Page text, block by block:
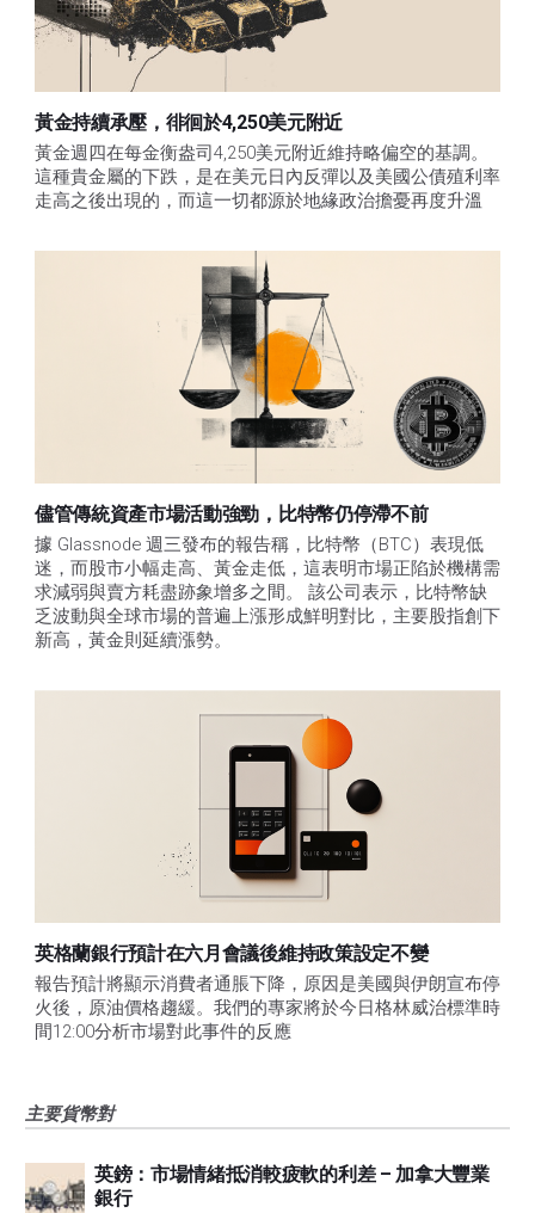
黃金持續承壓，徘徊於4,250美元附近
黃金週四在每金衡盎司4,250美元附近維持略偏空的基調。
這種貴金屬的下跌，是在美元日內反彈以及美國公債殖利率
走高之後出現的，而這一切都源於地緣政治擔憂再度升溫
儘管傳統資產市場活動強勁，比特幣仍停滯不前
據 Glassnode 週三發布的報告稱，比特幣（BTC）表現低
迷，而股市小幅走高、黃金走低，這表明市場正陷於機構需
求減弱與賣方耗盡跡象增多之間。 該公司表示，比特幣缺
乏波動與全球市場的普遍上漲形成鮮明對比，主要股指創下
新高，黃金則延續漲勢。
英格蘭銀行預計在六月會議後維持政策設定不變
報告預計將顯示消費者通脹下降，原因是美國與伊朗宣布停
火後，原油價格趨緩。我們的專家將於今日格林威治標準時
間12:00分析市場對此事件的反應
主要貨幣對
英鎊：市場情緒抵消較疲軟的利差 – 加拿大豐業
銀行